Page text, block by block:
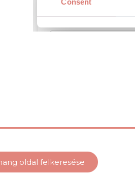
oldal felkeresése